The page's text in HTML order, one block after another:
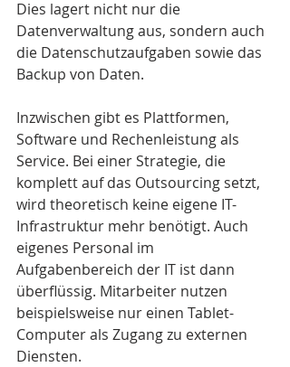
Dies lagert nicht nur die
Datenverwaltung aus, sondern auch
die Datenschutzaufgaben sowie das
Backup von Daten.
Inzwischen gibt es Plattformen,
Software und Rechenleistung als
Service. Bei einer Strategie, die
komplett auf das Outsourcing setzt,
wird theoretisch keine eigene IT-
Infrastruktur mehr benötigt. Auch
eigenes Personal im
Aufgabenbereich der IT ist dann
überflüssig. Mitarbeiter nutzen
beispielsweise nur einen Tablet-
Computer als Zugang zu externen
Diensten.